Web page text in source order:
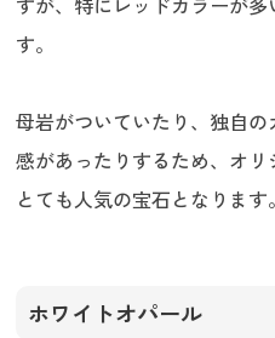
す。
母岩がついていたり、独自
感があったりするため、オ
とても人気の宝石となります。
ホワイトオパール